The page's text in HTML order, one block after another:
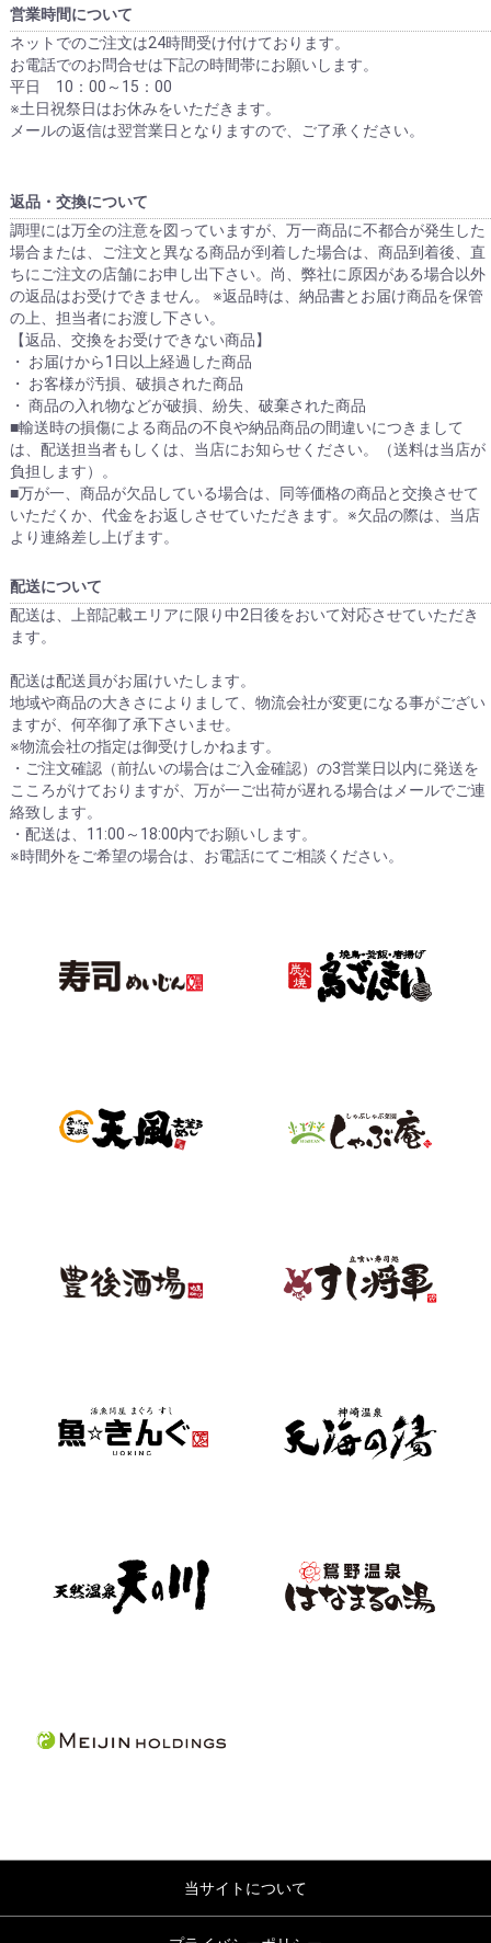
営業時間について
ネットでのご注文は24時間受け付けております。
お電話でのお問合せは下記の時間帯にお願いします。
平日 10：00～15：00
※土日祝祭日はお休みをいただきます。
メールの返信は翌営業日となりますので、ご了承ください。
返品・交換について
調理には万全の注意を図っていますが、万一商品に不都合が発生した
場合または、ご注文と異なる商品が到着した場合は、商品到着後、直
ちにご注文の店舗にお申し出下さい。尚、弊社に原因がある場合以外
の返品はお受けできません。 ※返品時は、納品書とお届け商品を保管
の上、担当者にお渡し下さい。
【返品、交換をお受けできない商品】
・ お届けから1日以上経過した商品
・ お客様が汚損、破損された商品
・ 商品の入れ物などが破損、紛失、破棄された商品
■輸送時の損傷による商品の不良や納品商品の間違いにつきまして
は、配送担当者もしくは、当店にお知らせください。（送料は当店が
負担します）。
■万が一、商品が欠品している場合は、同等価格の商品と交換させて
いただくか、代金をお返しさせていただきます。※欠品の際は、当店
より連絡差し上げます。
配送について
配送は、上部記載エリアに限り中2日後をおいて対応させていただき
ます。
配送は配送員がお届けいたします。
地域や商品の大きさによりまして、物流会社が変更になる事がござい
ますが、何卒御了承下さいませ。
※物流会社の指定は御受けしかねます。
・ご注文確認（前払いの場合はご入金確認）の3営業日以内に発送を
こころがけておりますが、万が一ご出荷が遅れる場合はメールでご連
絡致します。
・配送は、11:00～18:00内でお願いします。
※時間外をご希望の場合は、お電話にてご相談ください。
当サイトについて